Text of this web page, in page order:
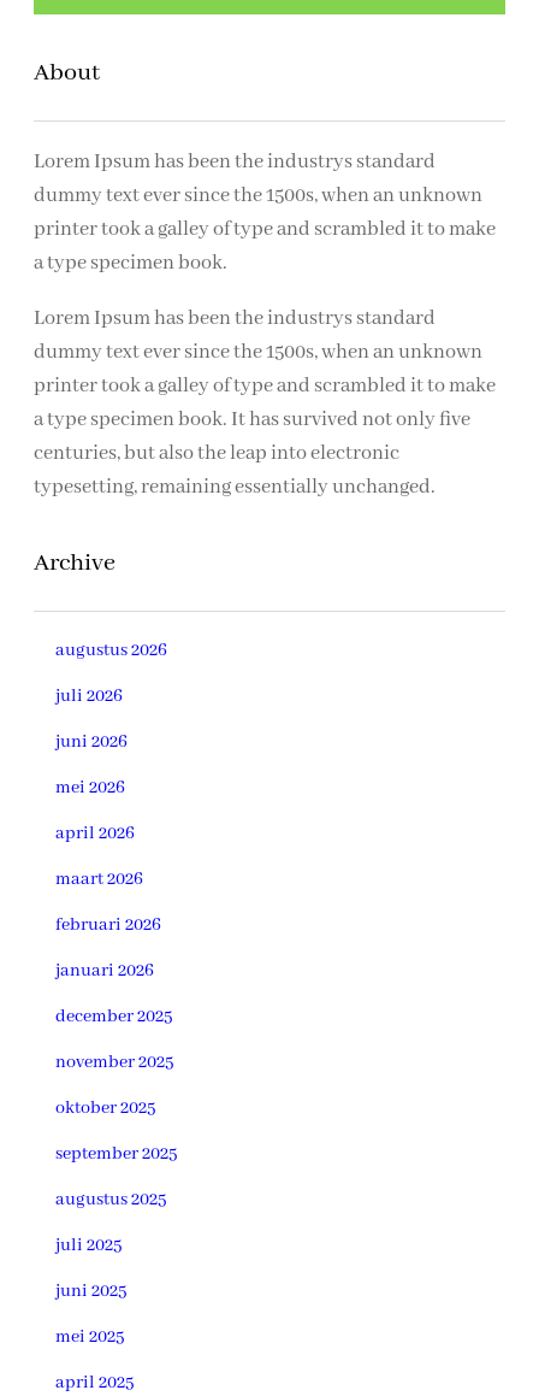
k
n
About
Lorem Ipsum has been the industrys standard
dummy text ever since the 1500s, when an unknown
printer took a galley of type and scrambled it to make
a type specimen book.
Lorem Ipsum has been the industrys standard
dummy text ever since the 1500s, when an unknown
printer took a galley of type and scrambled it to make
a type specimen book. It has survived not only five
centuries, but also the leap into electronic
typesetting, remaining essentially unchanged.
Archive
augustus 2026
juli 2026
juni 2026
mei 2026
april 2026
maart 2026
februari 2026
januari 2026
december 2025
november 2025
oktober 2025
september 2025
augustus 2025
juli 2025
juni 2025
mei 2025
april 2025